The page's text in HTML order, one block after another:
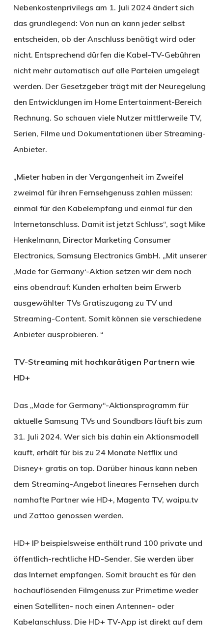
Nebenkostenprivilegs am 1. Juli 2024 ändert sich
das grundlegend: Von nun an kann jeder selbst
entscheiden, ob der Anschluss benötigt wird oder
nicht. Entsprechend dürfen die Kabel-TV-Gebühren
nicht mehr automatisch auf alle Parteien umgelegt
werden. Der Gesetzgeber trägt mit der Neuregelung
den Entwicklungen im Home Entertainment-Bereich
Rechnung. So schauen viele Nutzer mittlerweile TV,
Serien, Filme und Dokumentationen über Streaming-
Anbieter.
„Mieter haben in der Vergangenheit im Zweifel
zweimal für ihren Fernsehgenuss zahlen müssen:
einmal für den Kabelempfang und einmal für den
Internetanschluss. Damit ist jetzt Schluss“, sagt Mike
Henkelmann, Director Marketing Consumer
Electronics, Samsung Electronics GmbH. „Mit unserer
‚Made for Germany‘-Aktion setzen wir dem noch
eins obendrauf: Kunden erhalten beim Erwerb
ausgewählter TVs Gratiszugang zu TV und
Streaming-Content. Somit können sie verschiedene
Anbieter ausprobieren. “
TV-Streaming mit hochkarätigen Partnern wie
HD+
Das „Made for Germany“-Aktionsprogramm für
aktuelle Samsung TVs und Soundbars läuft bis zum
31. Juli 2024. Wer sich bis dahin ein Aktionsmodell
kauft, erhält für bis zu 24 Monate Netflix und
Disney+ gratis on top. Darüber hinaus kann neben
dem Streaming-Angebot lineares Fernsehen durch
namhafte Partner wie HD+, Magenta TV, waipu.tv
und Zattoo genossen werden.
HD+ IP beispielsweise enthält rund 100 private und
öffentlich-rechtliche HD-Sender. Sie werden über
das Internet empfangen. Somit braucht es für den
hochauflösenden Filmgenuss zur Primetime weder
einen Satelliten- noch einen Antennen- oder
Kabelanschluss. Die HD+ TV-App ist direkt auf dem